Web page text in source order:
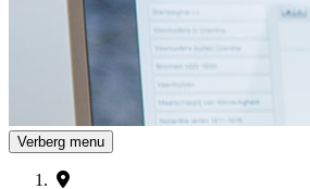
Verberg menu